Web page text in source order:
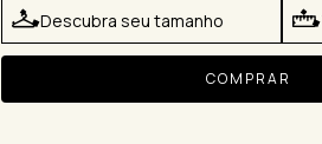
Descubra seu tamanho